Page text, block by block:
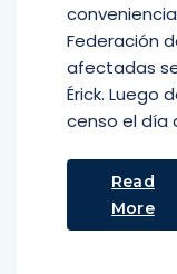
Federación
afectadas
Érick. Luego
censo el día
Read
More